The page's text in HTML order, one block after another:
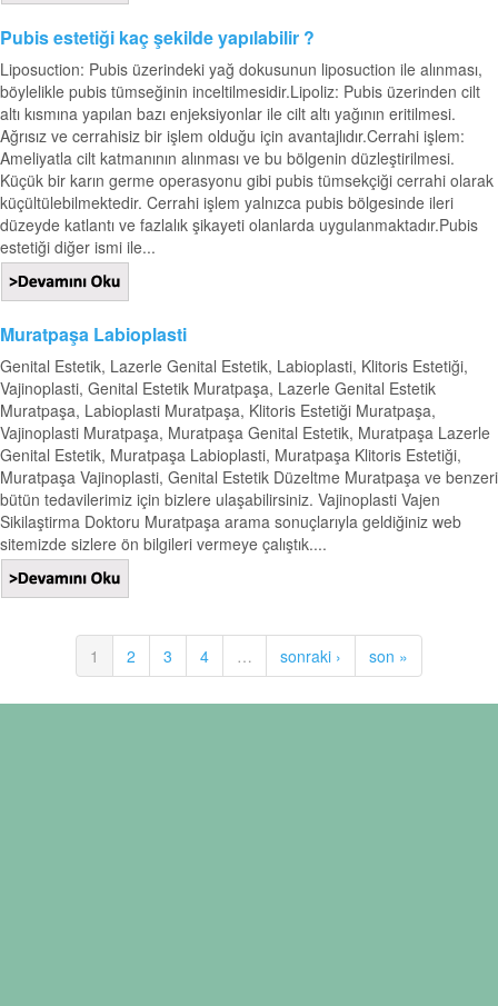
Pubis estetiği kaç şekilde yapılabilir ?
Liposuction: Pubis üzerindeki yağ dokusunun liposuction ile alınması,
böylelikle pubis tümseğinin inceltilmesidir.Lipoliz: Pubis üzerinden cilt
altı kısmına yapılan bazı enjeksiyonlar ile cilt altı yağının eritilmesi.
Ağrısız ve cerrahisiz bir işlem olduğu için avantajlıdır.Cerrahi işlem:
Ameliyatla cilt katmanının alınması ve bu bölgenin düzleştirilmesi.
Küçük bir karın germe operasyonu gibi pubis tümsekçiği cerrahi olarak
küçültülebilmektedir. Cerrahi işlem yalnızca pubis bölgesinde ileri
düzeyde katlantı ve fazlalık şikayeti olanlarda uygulanmaktadır.Pubis
estetiği diğer ismi ile...
Muratpaşa Labioplasti
Genital Estetik, Lazerle Genital Estetik, Labioplasti, Klitoris Estetiği,
Vajinoplasti, Genital Estetik Muratpaşa, Lazerle Genital Estetik
Muratpaşa, Labioplasti Muratpaşa, Klitoris Estetiği Muratpaşa,
Vajinoplasti Muratpaşa, Muratpaşa Genital Estetik, Muratpaşa Lazerle
Genital Estetik, Muratpaşa Labioplasti, Muratpaşa Klitoris Estetiği,
Muratpaşa Vajinoplasti, Genital Estetik Düzeltme Muratpaşa ve benzeri
bütün tedavilerimiz için bizlere ulaşabilirsiniz. Vajinoplasti Vajen
Sikilaştirma Doktoru Muratpaşa arama sonuçlarıyla geldiğiniz web
sitemizde sizlere ön bilgileri vermeye çalıştık....
1 2 3 4 … sonraki › son »